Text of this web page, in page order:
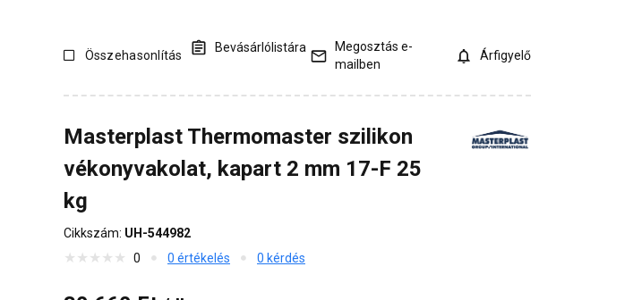
Összehasonlítás
Bevásárlólistára
Megosztás e-
mailben
Árfigyelő
Masterplast Thermomaster szilikon
vékonyvakolat, kapart 2 mm 17-F 25
kg
Cikkszám: UH-544982
0
0 értékelés 0 kérdés